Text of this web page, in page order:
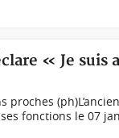
« Je suis
proches
fonctions le 07